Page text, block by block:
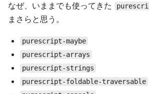
なぜ、いままでも使ってきた
まさらと思う。
purescript-maybe
purescript-arrays
purescript-strings
purescript-foldable-traversable